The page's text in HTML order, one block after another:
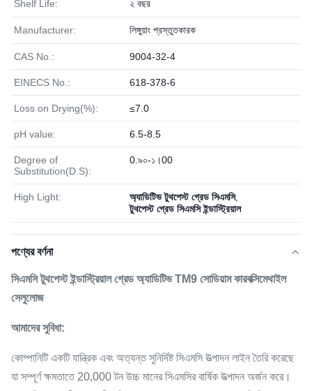
Shelf Life: ২ বছর
Manufacturer: লিঙ্গুয়াং প্রস্তুতকারক
CAS No.: 9004-32-4
EINECS No.: 618-378-6
Loss on Drying(%): ≤7.0
pH value: 6.5-8.5
Degree of
Substitution(D.S):
0.৯০-১।00
High Light: অ্যাডিটিভ টুথপেস্ট গ্রেড সিএমসি,
টুথপেস্ট গ্রেড সিএমসি ইন্ডাস্ট্রিয়াল
পণ্যের বর্ণনা
সিএমসি টুথপেস্ট ইন্ডাস্ট্রিয়াল গ্রেড অ্যাডিটিভ TM9 সোডিয়াম কারবক্সিমেথাইল
সেলুলোজ
আমাদের সুবিধা:
কোম্পানিটি একটি যান্ত্রিক এবং অত্যন্ত সুনির্দিষ্ট সিএমসি উত্পাদন লাইন তৈরি করেছে
যা সম্পূর্ণ ক্ষমতাতে 20,000 টন উচ্চ মানের সিএমসির বার্ষিক উত্পাদন অর্জন করে।